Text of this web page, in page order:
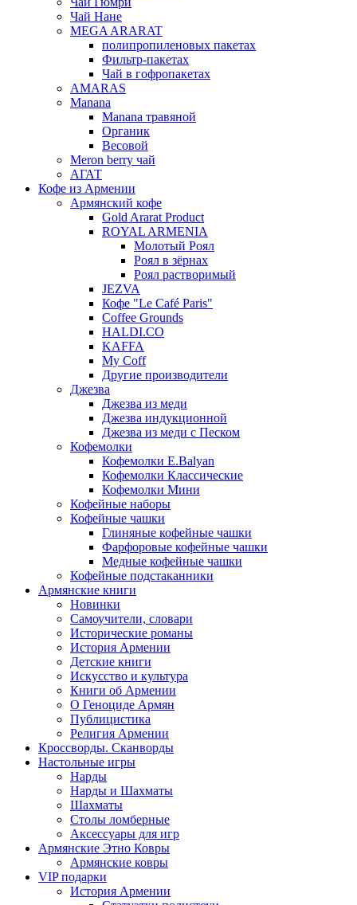
Чай Нане
MEGA ARARAT
полипропиленовых пакетах
Фильтр-пакетах
Чай в гофропакетах
AMARAS
Manana
Manana травяной
Органик
Весовой
Meron berry чай
АГАТ
Кофе из Армении
Армянский кофе
Gold Ararat Product
ROYAL ARMENIA
Молотый Роял
Роял в зёрнах
Роял растворимый
JEZVA
Кофе "Le Café Paris"
Coffee Grounds
HALDI.CO
KAFFA
My Coff
Другие производители
Джезва
Джезва из меди
Джезва индукционной
Джезва из меди с Песком
Кофемолки
Кофемолки E.Balyan
Кофемолки Классические
Кофемолки Мини
Кофейные наборы
Кофейные чашки
Глиняные кофейные чашки
Фарфоровые кофейные чашки
Медные кофейные чашки
Кофейные подстаканники
Армянские книги
Новинки
Самоучители, словари
Исторические романы
История Армении
Детские книги
Иcкусство и культура
Книги об Армении
О Геноциде Армян
Публицистика
Религия Армении
Кроссворды. Сканворды
Настольные игры
Нарды
Нарды и Шахматы
Шахматы
Столы ломберные
Аксессуары для игр
Армянские Этно Ковры
Армянские ковры
VIP подарки
История Армении